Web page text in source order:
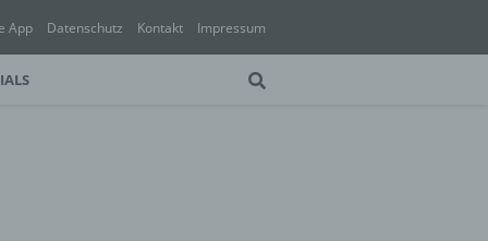
App Datenschutz Kontakt Impressum